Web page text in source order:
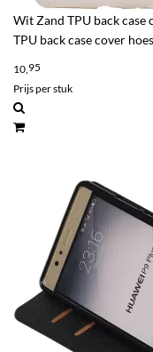
Wit Zand TPU back
TPU back case cover
10,95
Prijs per stuk